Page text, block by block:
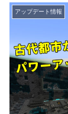
アップデート情報